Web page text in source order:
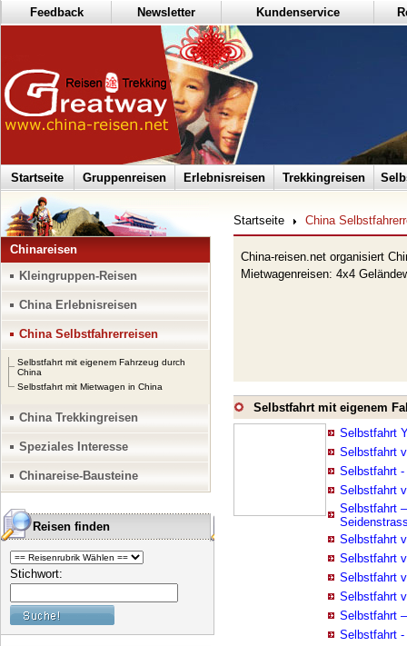
Feedback Newsletter Kundenservice
Startseite Gruppenreisen Erlebnisreisen Trekkingreisen
Chinareisen
Kleingruppen-Reisen
China Erlebnisreisen
China Selbstfahrerreisen
Selbstfahrt mit eigenem Fahrzeug durch
China
Selbstfahrt mit Mietwagen in China
China Trekkingreisen
Speziales Interesse
Chinareise-Bausteine
Reisen finden
Stichwort:
Startseite China
China-reisen.net organisiert
Mietwagenreisen: 4x4
Selbstfahrt mit eigenem
Selbstfahrt
Selbstfahrt
Selbstfahrt
Selbstfahrt
Selbstfahrt
Selbstfahrt
Selbstfahrt
Selbstfahrt
Selbstfahrt
Selbstfahrt
Selbstfahrt